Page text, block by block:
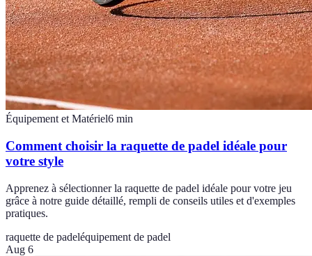
Équipement et Matériel6 min
Comment choisir la raquette de padel idéale pour
votre style
Apprenez à sélectionner la raquette de padel idéale pour votre jeu
grâce à notre guide détaillé, rempli de conseils utiles et d'exemples
pratiques.
raquette de padeléquipement de padel
Aug 6